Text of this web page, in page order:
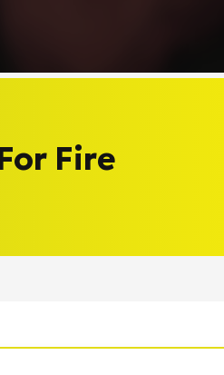
Fire